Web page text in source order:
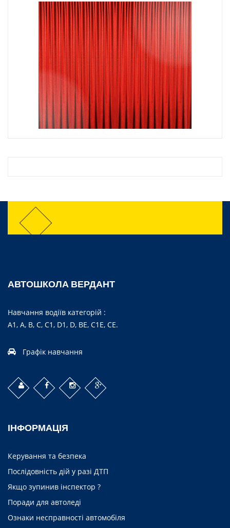
АВТОШКОЛА ВЕРДАНТ
Навчання водіїв категорій :
А1, А, B, C, C1, D1, D, BE, C1E, CE.
Графік навчання
ІНФОРМАЦІЯ
Керування та безпека
Послідовність дій у разі ДТП
Якщо зупинив інспектор ?
Поради для автоледі
Ознаки несправності автомобіля